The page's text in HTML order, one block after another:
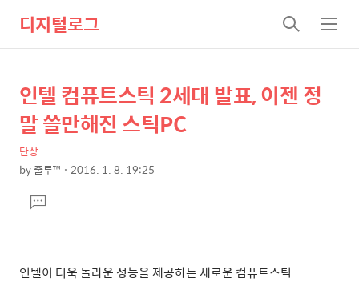
디지털로그
검
색
메
뉴
상
세
컨
텐
본
문
제
목
인텔 컴퓨트스틱 2세대 발표, 이젠 정
말 쓸만해진 스틱PC
단상
by줄루™ 2016. 1. 8. 19:25
문댓
글
인텔이 더욱 놀라운 성능을 제공하는 새로운 컴퓨트스틱